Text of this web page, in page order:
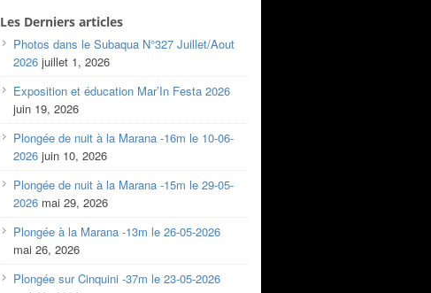
Les Derniers articles
Photos dans le Subaqua N°327 Juillet/Aout
2026 juillet 1, 2026
Exposition et éducation Mar’In Festa 2026
juin 19, 2026
Plongée de nuit à la Marana -16m le 10-06-
2026 juin 10, 2026
Plongée de nuit à la Marana -15m le 29-05-
2026 mai 29, 2026
Plongée à la Marana -13m le 26-05-2026
mai 26, 2026
Plongée sur Cinquini -37m le 23-05-2026